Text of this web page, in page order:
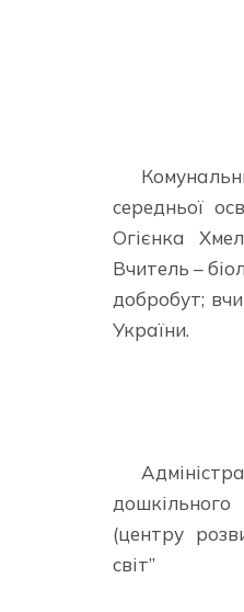
середньої
Огієнка
Вчитель –
добробут;
України.
(центру
світ”